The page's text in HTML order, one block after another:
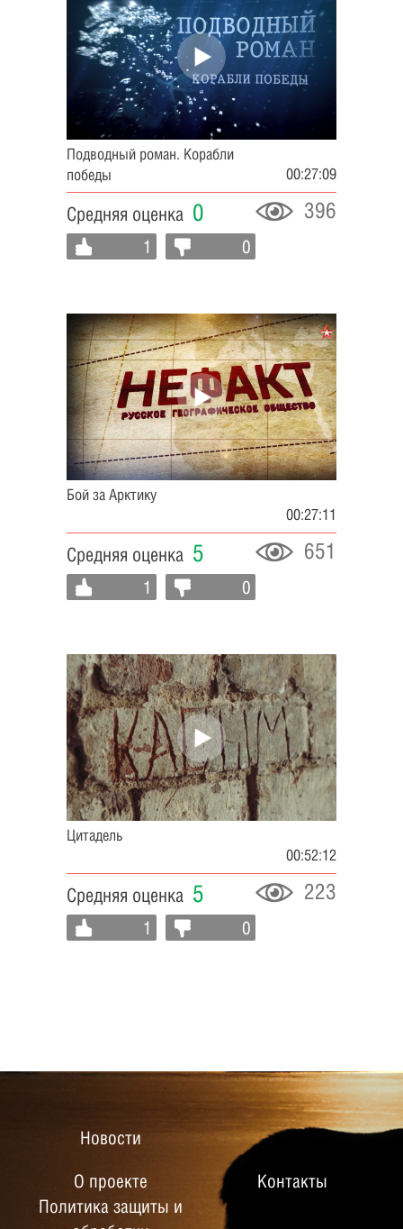
Подводный роман. Корабли
победы
00:27:09
Средняя оценка 0 396
1 0
Бой за Арктику
00:27:11
Средняя оценка 5 651
1 0
Цитадель
00:52:12
Средняя оценка 5 223
1 0
Новости
О проекте
Контакты
Политика защиты и